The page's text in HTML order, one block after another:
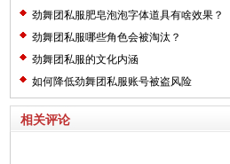
劲舞团私服肥皂泡泡字体道具有啥效果？
劲舞团私服哪些角色会被淘汰？
劲舞团私服的文化内涵
如何降低劲舞团私服账号被盗风险
相关评论